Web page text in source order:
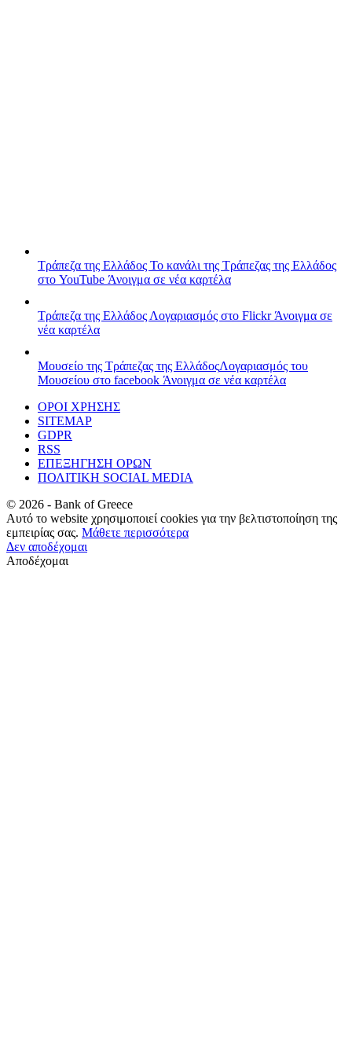
Τράπεζα της Ελλάδος Το κανάλι της Τράπεζας της Ελλάδος
στο YouTube Άνοιγμα σε νέα καρτέλα
Τράπεζα της Ελλάδος Λογαριασμός στο FlickrΆνοιγμα σε
νέα καρτέλα
Μουσείο της Τράπεζας της ΕλλάδοςΛογαριασμός του
Μουσείου στο facebook Άνοιγμα σε νέα καρτέλα
ΟΡΟΙ ΧΡΗΣΗΣ
SITEMAP
GDPR
RSS
ΕΠΕΞΗΓΗΣΗ ΟΡΩΝ
ΠΟΛΙΤΙΚΗ SOCIAL MEDIA
© 2026 - Bank of Greece
Αυτό το website χρησιμοποιεί cookies για την βελτιστοποίηση της
εμπειρίας σας. Μάθετε περισσότερα
Δεν αποδέχομαι
Αποδέχομαι